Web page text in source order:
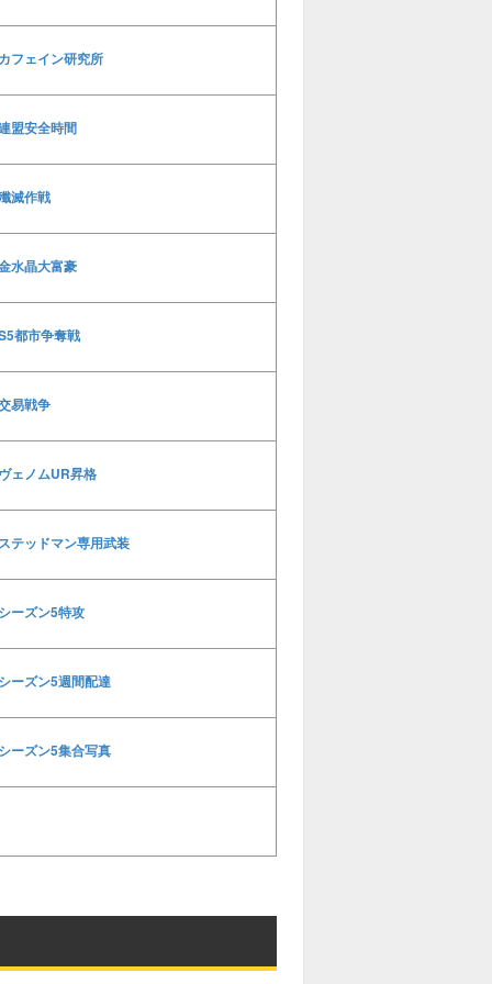
フェイン研究所
盟安全時間
滅作戦
水晶大富豪
都市争奪戦
易戦争
ェノムUR昇格
テッドマン専用武装
ーズン5特攻
ーズン5週間配達
ーズン5集合写真